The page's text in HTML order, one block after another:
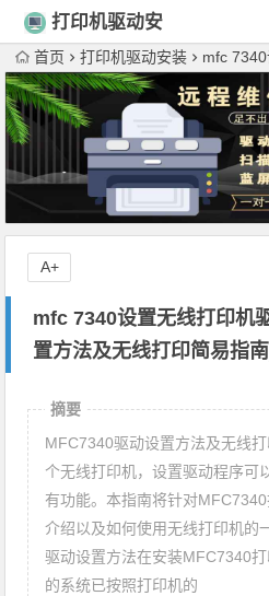
打印机驱动安
装首页 打印机驱动安装 mfc 7340设置无
mfc 7340设置无线打印机
置方法及无线打印简易指
A+
摘要
MFC7340驱动设置方法及无线
个无线打印机，设置驱动程序可
有功能。本指南将针对
介绍以及如何使用无线打印机的
驱动设置方法在安装MFC7340
的系统已按照打印机的